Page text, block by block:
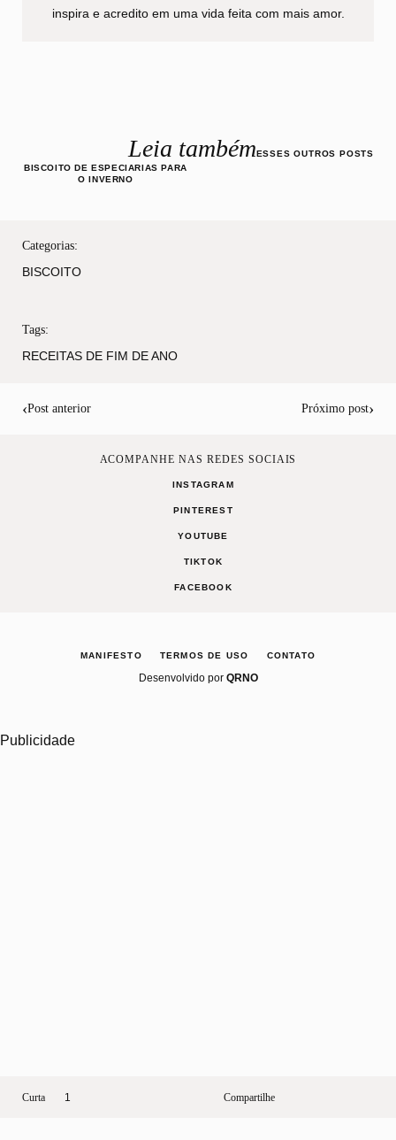
inspira e acredito em uma vida feita com mais amor.
Curta 1 Compartilhe
Leia tambémESSES OUTROS POSTS
BISCOITO DE ESPECIARIAS PARA
O INVERNO
Categorias:
BISCOITO
Tags:
RECEITAS DE FIM DE ANO
‹Post anterior Próximo post›
ACOMPANHE NAS REDES SOCIAIS
INSTAGRAM
PINTEREST
YOUTUBE
TIKTOK
FACEBOOK
MANIFESTO TERMOS DE USO CONTATO
Desenvolvido por QRNO
Publicidade